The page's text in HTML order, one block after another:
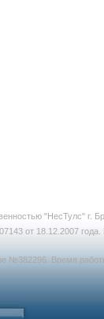
"НесТулс" г.
от 18.12.2007 года.
№382296. Время